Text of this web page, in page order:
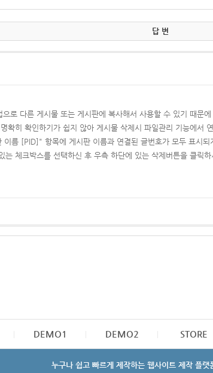
답 변
로 다른 게시물 또는 게시판에 복사해서 사용할 수 있기 때문에
확히 확인하기가 쉽지 않아 게시물 삭제시 파일관리 기능에서
름 [PID]" 항목에 게시판 이름과 연결된 글번호가 모두 표시
체크박스를 선택하신 후 우측 하단에 있는 삭제버튼을 클릭
DEMO1 DEMO2 STORE
누구나 쉽고 빠르게 제작하는 웹사이트 제작 플랫